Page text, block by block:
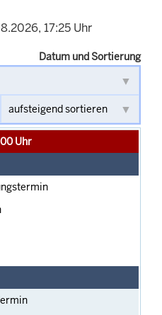
17:25 Uhr
Datum und Sortierung
Uhr